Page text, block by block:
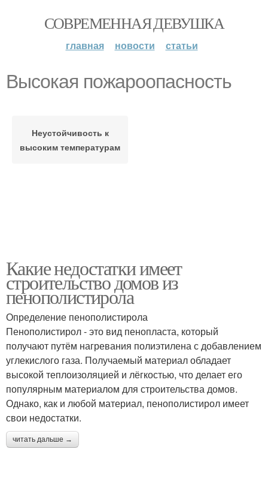
СОВРЕМЕННАЯ ДЕВУШКА
главная новости статьи
Высокая пожароопасность
Неустойчивость к
высоким температурам
Какие недостатки имеет
строительство домов из
пенополистирола
Определение пенополистирола
Пенополистирол - это вид пенопласта, который
получают путём нагревания полиэтилена с добавлением
углекислого газа. Получаемый материал обладает
высокой теплоизоляцией и лёгкостью, что делает его
популярным материалом для строительства домов.
Однако, как и любой материал, пенополистирол имеет
свои недостатки.
читать дальше →